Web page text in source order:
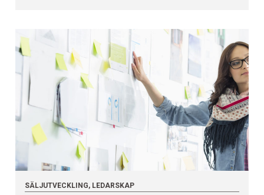
SÄLJUTVECKLING, LEDARSKAP